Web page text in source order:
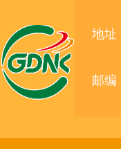
地址
邮编